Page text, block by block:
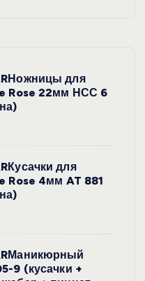
для
Rose 22мм НСС 6
для
Rose 4мм AT 881
9 (кусачки +